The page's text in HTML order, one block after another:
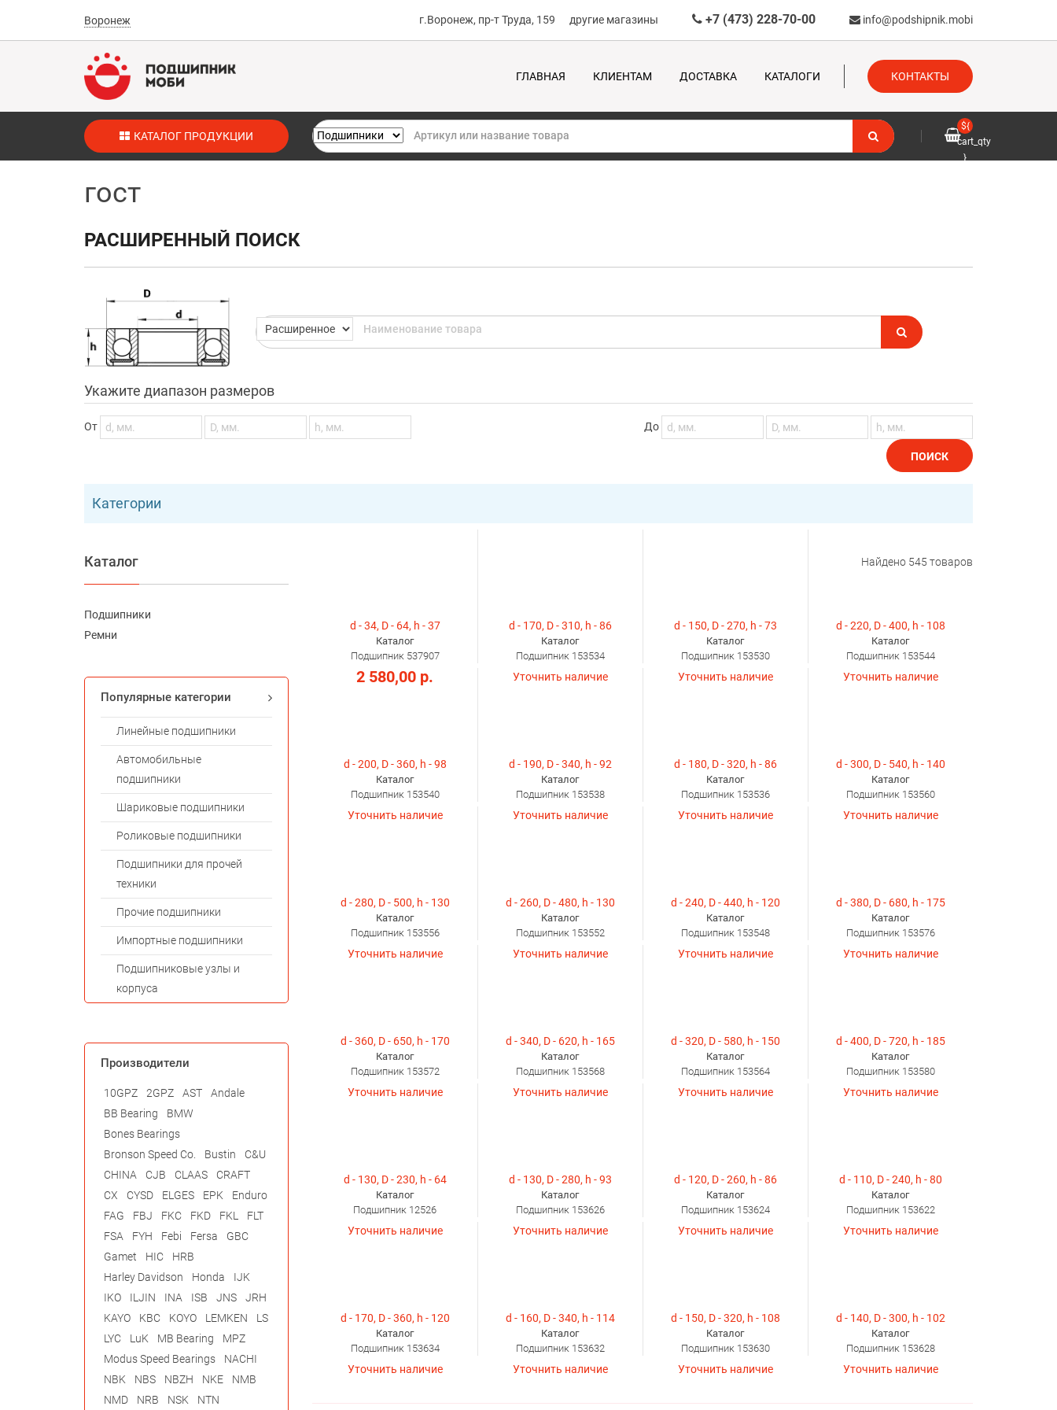
Воронеж г.Воронеж, пр-т Труда, 159 другие магазины +7 (473) 228-70-00 info@podshipnik.mobi
ГЛАВНАЯ КЛИЕНТАМ ДОСТАВКА КАТАЛОГИ КОНТАКТЫ
КАТАЛОГ ПРОДУКЦИИ
${
cart_qty
}
гост
РАСШИРЕННЫЙ ПОИСК
Укажите диапазон размеров
От До
ПОИСК
Категории
Найдено 545 товаров
d - 34, D - 64, h - 37
Каталог
Подшипник 537907
2 580,00 р.
d - 170, D - 310, h - 86
Каталог
Подшипник 153534
Уточнить наличие
d - 150, D - 270, h - 73
Каталог
Подшипник 153530
Уточнить наличие
d - 220, D - 400, h - 108
Каталог
Подшипник 153544
Уточнить наличие
d - 200, D - 360, h - 98
Каталог
Подшипник 153540
Уточнить наличие
d - 190, D - 340, h - 92
Каталог
Подшипник 153538
Уточнить наличие
d - 180, D - 320, h - 86
Каталог
Подшипник 153536
Уточнить наличие
d - 300, D - 540, h - 140
Каталог
Подшипник 153560
Уточнить наличие
d - 280, D - 500, h - 130
Каталог
Подшипник 153556
Уточнить наличие
d - 260, D - 480, h - 130
Каталог
Подшипник 153552
Уточнить наличие
d - 240, D - 440, h - 120
Каталог
Подшипник 153548
Уточнить наличие
d - 380, D - 680, h - 175
Каталог
Подшипник 153576
Уточнить наличие
d - 360, D - 650, h - 170
Каталог
Подшипник 153572
Уточнить наличие
d - 340, D - 620, h - 165
Каталог
Подшипник 153568
Уточнить наличие
d - 320, D - 580, h - 150
Каталог
Подшипник 153564
Уточнить наличие
d - 400, D - 720, h - 185
Каталог
Подшипник 153580
Уточнить наличие
d - 130, D - 230, h - 64
Каталог
Подшипник 12526
Уточнить наличие
d - 130, D - 280, h - 93
Каталог
Подшипник 153626
Уточнить наличие
d - 120, D - 260, h - 86
Каталог
Подшипник 153624
Уточнить наличие
d - 110, D - 240, h - 80
Каталог
Подшипник 153622
Уточнить наличие
d - 170, D - 360, h - 120
Каталог
Подшипник 153634
Уточнить наличие
d - 160, D - 340, h - 114
Каталог
Подшипник 153632
Уточнить наличие
d - 150, D - 320, h - 108
Каталог
Подшипник 153630
Уточнить наличие
d - 140, D - 300, h - 102
Каталог
Подшипник 153628
Уточнить наличие
Каталог
Подшипники
Ремни
Популярные категории
Линейные подшипники
Автомобильные
подшипники
Шариковые подшипники
Роликовые подшипники
Подшипники для прочей
техники
Прочие подшипники
Импортные подшипники
Подшипниковые узлы и
корпуса
Производители
10GPZ 2GPZ AST
Andale
BB Bearing
BMW
Bones Bearings
Bronson Speed Co.
Bustin
C&U
CHINA
CJB CLAAS
CRAFT
CX
CYSD ELGES EPK
Enduro
FAG
FBJ FKC FKD FKL
FLT
FSA
FYH Febi Fersa
GBC
Gamet
HIC
HRB
Harley Davidson
Honda
IJK
IKO
ILJIN INA ISB JNS
JRH
KAYO
KBC KOYO LEMKEN
LS
LYC
LuK MB Bearing
MPZ
Modus Speed Bearings
NACHI
NBK
NBS NBZH NKE
NMB
NMD
NRB NSK
NTN